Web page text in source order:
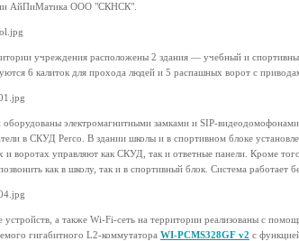
АйПиМатика ООО "СКНСК".
учреждения расположены 2 здания — учебный и
6 калиток для прохода людей и 5 распашных ворот с
оборудованы электромагнитными замками и SIP-видеодомофонами
в СКУД Perco. В здании школы и в спортивном блоке
и воротах управляют как СКУД, так и ответные панели. Кроме
как в школу, так и в спортивный блок. Система работает
устройств, а также Wi-Fi-сеть на территории реализованы с
гигабитного L2-коммутатора WI-PCMS328GF v2 с